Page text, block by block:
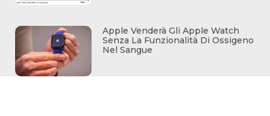
Apple Venderà Gli Apple Watch
Senza La Funzionalità Di Ossigeno
Nel Sangue